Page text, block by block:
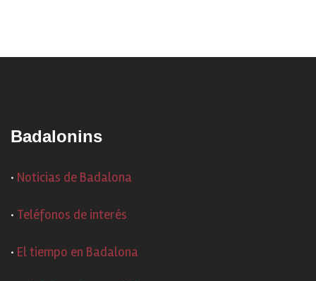
Badalonins
· Noticias de Badalona
· Teléfonos de interés
· El tiempo en Badalona